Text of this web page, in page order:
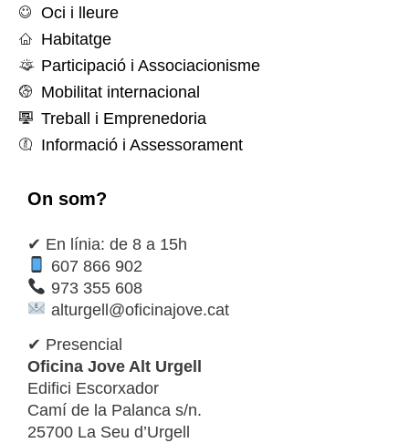
Oci i lleure
Habitatge
Participació i Associacionisme
Mobilitat internacional
Treball i Emprenedoria
Informació i Assessorament
On som?
✔ En línia: de 8 a 15h
607 866 902
973 355 608
alturgell@oficinajove.cat
✔ Presencial
Oficina Jove Alt Urgell
Edifici Escorxador
Camí de la Palanca s/n.
25700 La Seu d’Urgell